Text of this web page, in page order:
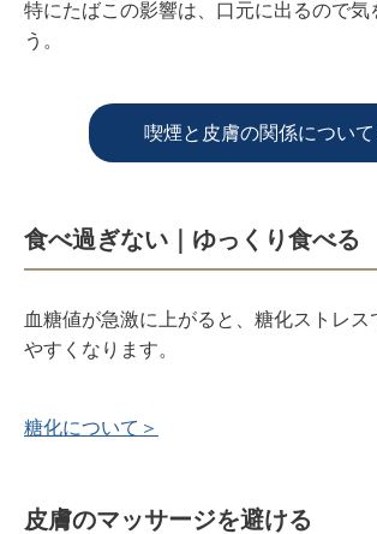
特にたばこの影響は、口元に出るので気
う。
喫煙と皮膚の関係について
食べ過ぎない｜ゆっくり食べる
血糖値が急激に上がると、糖化ストレス
やすくなります。
糖化について＞
皮膚のマッサージを避ける